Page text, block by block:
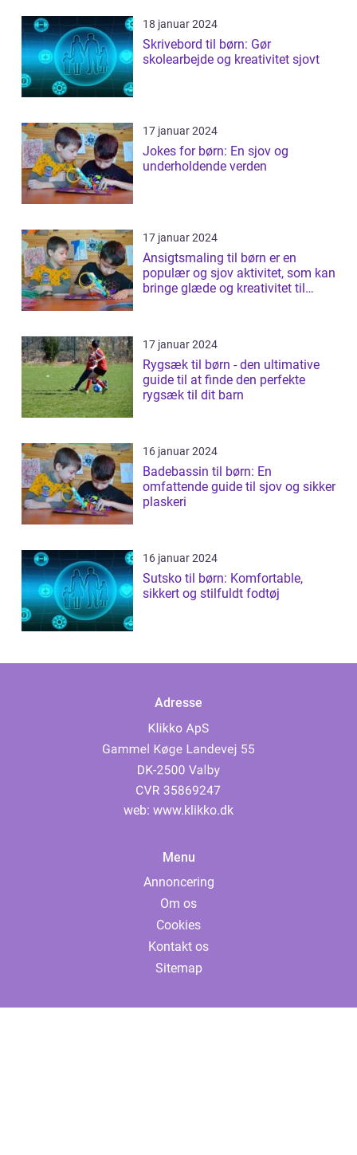
18 januar 2024
Skrivebord til børn: Gør
skolearbejde og kreativitet sjovt
17 januar 2024
Jokes for børn: En sjov og
underholdende verden
17 januar 2024
Ansigtsmaling til børn er en
populær og sjov aktivitet, som kan
bringe glæde og kreativitet til
17 januar 2024
Rygsæk til børn - den ultimative
guide til at finde den perfekte
rygsæk til dit barn
16 januar 2024
Badebassin til børn: En
omfattende guide til sjov og sikker
plaskeri
16 januar 2024
Sutsko til børn: Komfortable,
sikkert og stilfuldt fodtøj
Adresse
web: www.klikko.dk
Menu
Annoncering
Om os
Cookies
Kontakt os
Sitemap